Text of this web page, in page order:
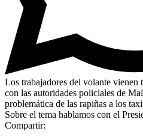
Los trabajadores del volante vienen
con las autoridades policiales de
problemática de las rapiñas a los
Sobre el tema hablamos con el
Compartir: